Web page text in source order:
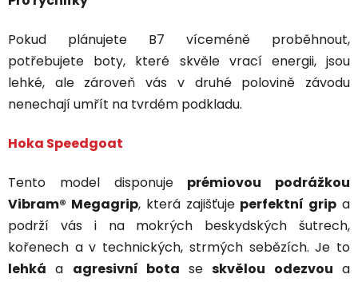
Pokud plánujete B7 víceméně proběhnout,
potřebujete boty, které skvěle vrací energii, jsou
lehké, ale zároveň vás v druhé polovině závodu
nenechají umřít na tvrdém podkladu.
Hoka Speedgoat
Tento model disponuje prémiovou podrážkou
Vibram® Megagrip, která zajišťuje perfektní grip a
podrží vás i na mokrých beskydských šutrech,
kořenech a v technických, strmých sebězích. Je to
lehká a agresivní bota seskvělou odezvou a